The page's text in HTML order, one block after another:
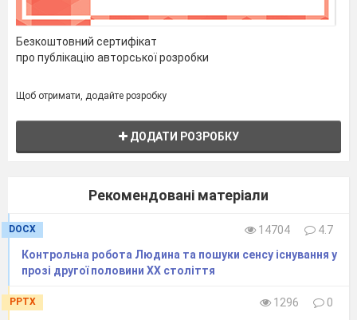
Безкоштовний сертифікат
про публікацію авторської розробки
Щоб отримати, додайте розробку
ДОДАТИ РОЗРОБКУ
Рекомендовані матеріали
DOCX 14704
4.7
Контрольна робота Людина та пошуки сенсу існування у
прозі другої половини ХХ століття
PPTX 1296
0